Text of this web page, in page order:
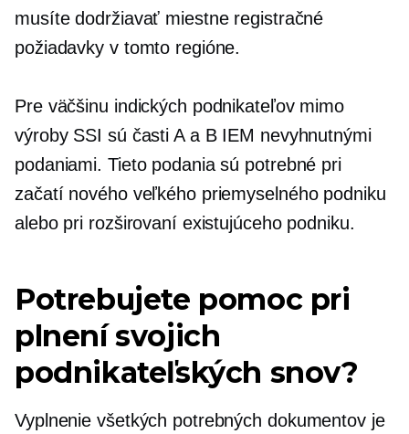
musíte dodržiavať miestne registračné
požiadavky v tomto regióne.
Pre väčšinu indických podnikateľov mimo
výroby SSI sú časti A a B IEM nevyhnutnými
podaniami. Tieto podania sú potrebné pri
začatí nového veľkého priemyselného podniku
alebo pri rozširovaní existujúceho podniku.
Potrebujete pomoc pri
plnení svojich
podnikateľských snov?
Vyplnenie všetkých potrebných dokumentov je